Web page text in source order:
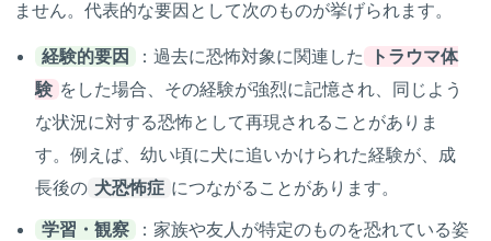
ません。代表的な要因として次のものが挙げられます。
経験的要因 ：過去に恐怖対象に関連した
トラウマ体
験 をした場合、その経験が強烈に記憶され、同じよう
な状況に対する恐怖として再現されることがありま
す。例えば、幼い頃に犬に追いかけられた経験が、成
長後の 犬恐怖症 につながることがあります。
学習・観察
：家族や友人が特定のものを恐れている姿